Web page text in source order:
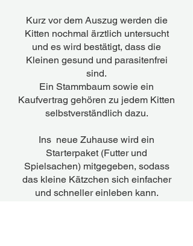
Kurz vor dem Auszug werden die
Kitten nochmal ärztlich untersucht
und es wird bestätigt, dass die
Kleinen gesund und parasitenfrei
sind.
Ein Stammbaum sowie ein
Kaufvertrag gehören zu jedem Kitten
selbstverständlich dazu.
Ins neue Zuhause wird ein
Starterpaket (Futter und
Spielsachen) mitgegeben, sodass
das kleine Kätzchen sich einfacher
und schneller einleben kann.